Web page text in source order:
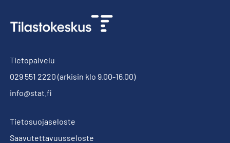
Tietopalvelu
029 551 2220 (arkisin klo 9.00-16.00)
info@stat.fi
Tietosuojaseloste
Saavutettavuusseloste